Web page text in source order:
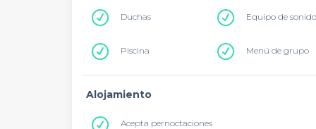
Duchas Equipo de sonido
Piscina Menú de grupo
Alojamiento
Acepta pernoctaciones